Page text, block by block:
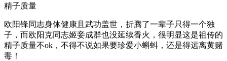
精子质量
欧阳锋同志身体健康且武功盖世，折腾了一辈子只得一个独
子，而欧阳克同志姬妾成群也没延续香火，很明显这是祖传的
精子质量不ok，不得不说如果要珍爱小蝌蚪，还是得远离黄赌
毒！